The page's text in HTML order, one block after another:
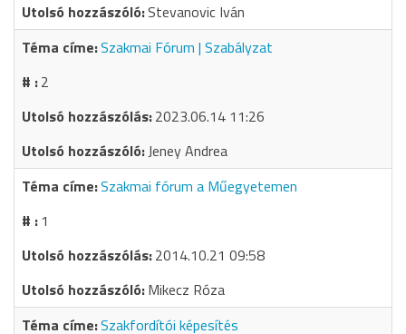
Stevanovic Iván
Szakmai Fórum | Szabályzat
2
2023.06.14 11:26
Jeney Andrea
Szakmai fórum a Műegyetemen
1
2014.10.21 09:58
Mikecz Róza
Szakfordítói képesítés